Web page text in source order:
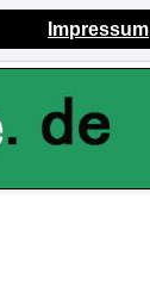
Impressum